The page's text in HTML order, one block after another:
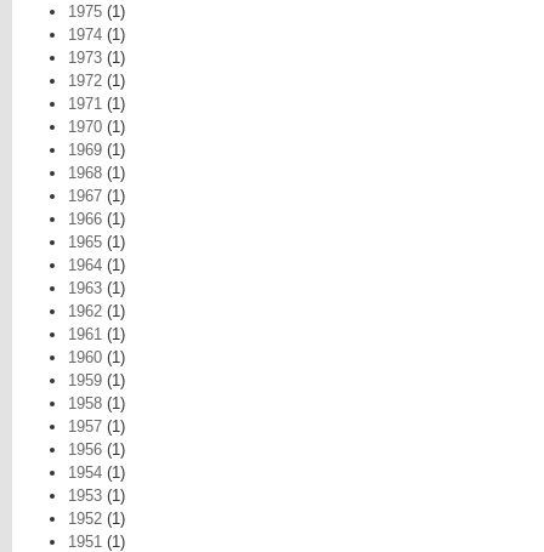
1975 (1)
1974 (1)
1973 (1)
1972 (1)
1971 (1)
1970 (1)
1969 (1)
1968 (1)
1967 (1)
1966 (1)
1965 (1)
1964 (1)
1963 (1)
1962 (1)
1961 (1)
1960 (1)
1959 (1)
1958 (1)
1957 (1)
1956 (1)
1954 (1)
1953 (1)
1952 (1)
1951 (1)